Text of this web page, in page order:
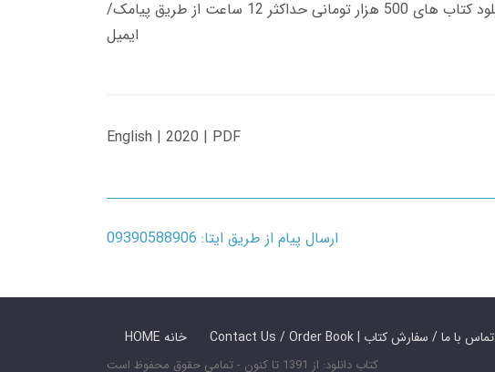
زمان تحویل کتاب های 600 هزار تومانی دانلود فوری از حساب کاربری می باشد، و زمان تحویل لینک دانلود کتاب های 500 هزار تومانی حداکثر 12 ساعت از طریق پیامک/
ایمیل
English | 2020 | PDF
ارسال پیام از طریق ایتا: 09390588906
HOME خانه Contact Us / Order Book | تماس با ما / سفارش کتاب
کتاب دانلود: از 1391 تا کنون - تمامی حقوق محفوظ است